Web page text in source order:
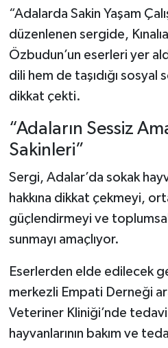
“Adalarda Sakin Yaşam
düzenlenen sergide,
Özbudun’un eserleri yer
dili hem de taşıdığı sosyal
dikkat çekti.
“Adaların Sessiz
Sakinleri”
Sergi, Adalar’da sokak
hakkına dikkat çekmeyi,
güçlendirmeyi ve toplumsal
sunmayı amaçlıyor.
Eserlerden elde edilecek
merkezli Empati Derneği
Veteriner Kliniği’nde
hayvanlarının bakım ve